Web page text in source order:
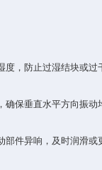
，防止过湿结块或过
垂直水平方向振动
件异响，及时润滑或